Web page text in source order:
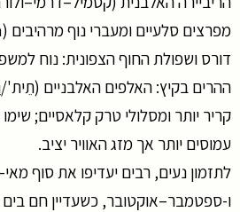
מפרצים סלעיים ומעברי נוף מרהיבים (Llogara).
דורס ושפולת החוף הצפונית: נוח
ההרים בקיץ: האלפים האלבניים (תֵית'/
קריר יותר ומסלולי טרק קלאסיים;
עמוסים יותר אך מזג האוויר יציב.
לתזמון נעים, רבים יעדיפו את סוף
ו-ספטמבר–אוקטובר, כשעדיין חם